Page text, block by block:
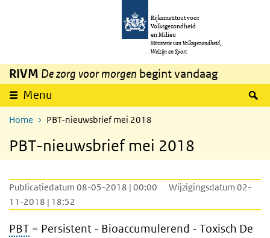
Overslaan en naar de inhoud gaan
Rijksinstituut voor
Volksgezondheid
en Milieu
Ministerie van Volksgezondheid,
Welzijn en Sport
RIVM De zorg voor morgen begint vandaag
Menu
Home PBT-nieuwsbrief mei 2018
PBT-nieuwsbrief mei 2018
Publicatiedatum 08-05-2018 | 00:00
Wijzigingsdatum 02-
11-2018 | 18:52
PBT = Persistent - Bioaccumulerend - Toxisch De